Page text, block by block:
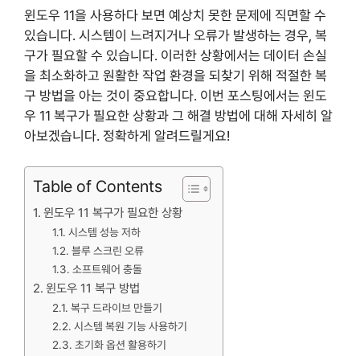
윈도우 11을 사용하다 보면 예상치 못한 문제에 직면할 수
있습니다. 시스템이 느려지거나 오류가 발생하는 경우, 복
구가 필요할 수 있습니다. 이러한 상황에서는 데이터 손실
을 최소화하고 원활한 작업 환경을 되찾기 위해 적절한 복
구 방법을 아는 것이 중요합니다. 이번 포스팅에서는 윈도
우 11 복구가 필요한 상황과 그 해결 방법에 대해 자세히 알
아보겠습니다. 정확하게 알려드릴게요!
Table of Contents
윈도우 11 복구가 필요한 상황
시스템 성능 저하
블루 스크린 오류
소프트웨어 충돌
윈도우 11 복구 방법
복구 드라이브 만들기
시스템 복원 기능 사용하기
초기화 옵션 활용하기